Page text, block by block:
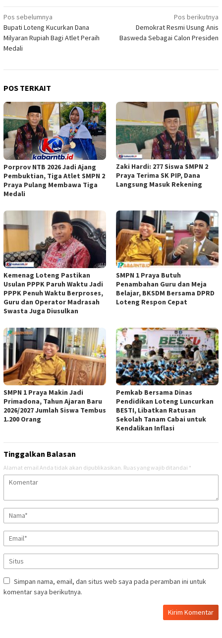
Navigasi
pos
Pos sebelumnya
Bupati Loteng Kucurkan Dana
Milyaran Rupiah Bagi Atlet Peraih
Medali
Pos berikutnya
Demokrat Resmi Usung Anis
Basweda Sebagai Calon Presiden
POS TERKAIT
Porprov NTB 2026 Jadi Ajang
Pembuktian, Tiga Atlet SMPN 2
Praya Pulang Membawa Tiga
Medali
Zaki Hardi: 277 Siswa SMPN 2
Praya Terima SK PIP, Dana
Langsung Masuk Rekening
Kemenag Loteng Pastikan
Usulan PPPK Paruh Waktu Jadi
PPPK Penuh Waktu Berproses,
Guru dan Operator Madrasah
Swasta Juga Diusulkan
SMPN 1 Praya Butuh
Penambahan Guru dan Meja
Belajar, BKSDM Bersama DPRD
Loteng Respon Cepat
SMPN 1 Praya Makin Jadi
Primadona, Tahun Ajaran Baru
2026/2027 Jumlah Siswa Tembus
1.200 Orang
Pemkab Bersama Dinas
Pendidikan Loteng Luncurkan
BESTI, Libatkan Ratusan
Sekolah Tanam Cabai untuk
Kendalikan Inflasi
Tinggalkan Balasan
Alamat email Anda tidak akan dipublikasikan. Ruas yang wajib ditandai *
Simpan nama, email, dan situs web saya pada peramban ini untuk
komentar saya berikutnya.